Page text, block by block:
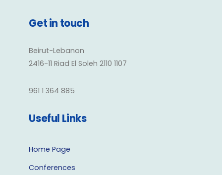
Get in touch
Beirut-Lebanon
2416-11 Riad El Soleh 2110 1107
961 1 364 885
Useful Links
Home Page
Conferences